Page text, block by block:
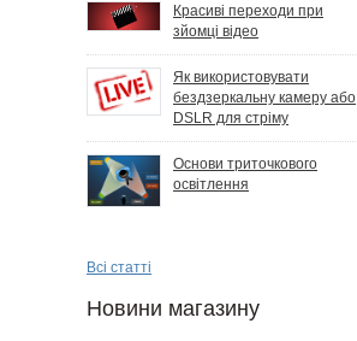
Красиві переходи при
зйомці відео
Як використовувати
бездзеркальну камеру або
DSLR для стріму
Основи триточкового
освітлення
Всі статті
Новини магазину